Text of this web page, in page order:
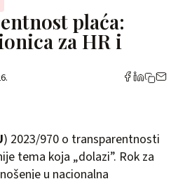
plaća:
za HR i
) 2023/970 o transparentnosti
tema koja „dolazi”. Rok za
u nacionalna